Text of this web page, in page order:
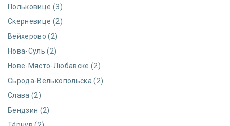
Польковице (3)
Скерневице (2)
Вейхерово (2)
Нова-Суль (2)
Нове-Място-Любавске (2)
Сьрода-Велькопольска (2)
Слава (2)
Бендзин (2)